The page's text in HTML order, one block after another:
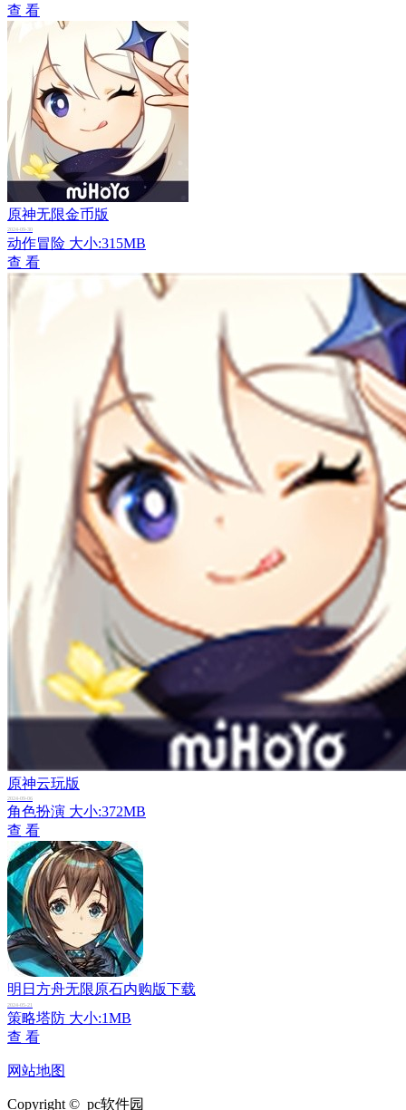
查 看
原神无限金币版
2024-09-30
动作冒险 大小:315MB
查 看
原神云玩版
2024-09-06
角色扮演 大小:372MB
查 看
明日方舟无限原石内购版下载
2024-05-21
策略塔防 大小:1MB
查 看
网站地图
Copyright © pc软件园